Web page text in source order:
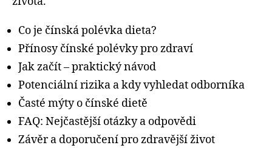
Co je čínská polévka dieta?
Přínosy čínské polévky pro zdraví
Jak začít – praktický návod
Potenciální rizika a kdy vyhledat odborníka
Časté mýty o čínské dietě
FAQ: Nejčastější otázky a odpovědi
Závěr a doporučení pro zdravější život